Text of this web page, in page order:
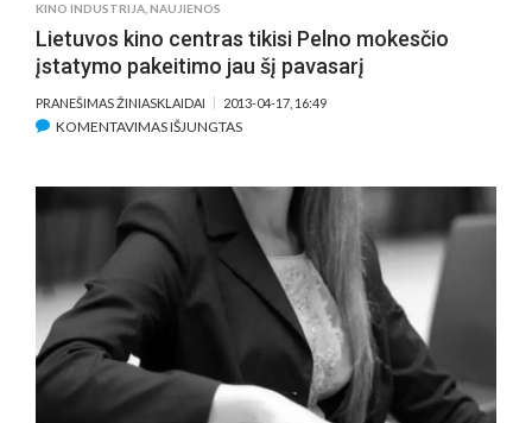
KINO INDUSTRIJA NAUJIENOS
Lietuvos kino centras tikisi Pelno mokesčio
įstatymo pakeitimo jau šį pavasarį
PRANEŠIMAS ŽINIASKLAIDAI 2013-04-17, 16:49
KOMENTAVIMAS IŠJUNGTASĮRAŠE
CENTRAS
TIKISI
PELNO
MOKESČIO
ĮSTATYMO
PAKEITIMO
PAVASARĮ